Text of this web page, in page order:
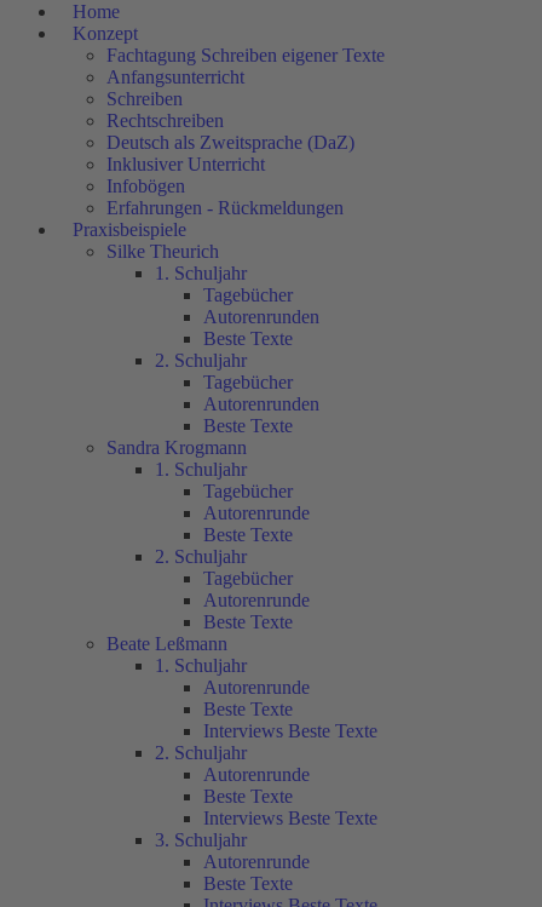
Home
Konzept
Fachtagung Schreiben eigener Texte
Anfangsunterricht
Schreiben
Rechtschreiben
Deutsch als Zweitsprache (DaZ)
Inklusiver Unterricht
Infobögen
Erfahrungen - Rückmeldungen
Praxisbeispiele
Silke Theurich
1. Schuljahr
Tagebücher
Autorenrunden
Beste Texte
2. Schuljahr
Tagebücher
Autorenrunden
Beste Texte
Sandra Krogmann
1. Schuljahr
Tagebücher
Autorenrunde
Beste Texte
2. Schuljahr
Tagebücher
Autorenrunde
Beste Texte
Beate Leßmann
1. Schuljahr
Autorenrunde
Beste Texte
Interviews Beste Texte
2. Schuljahr
Autorenrunde
Beste Texte
Interviews Beste Texte
3. Schuljahr
Autorenrunde
Beste Texte